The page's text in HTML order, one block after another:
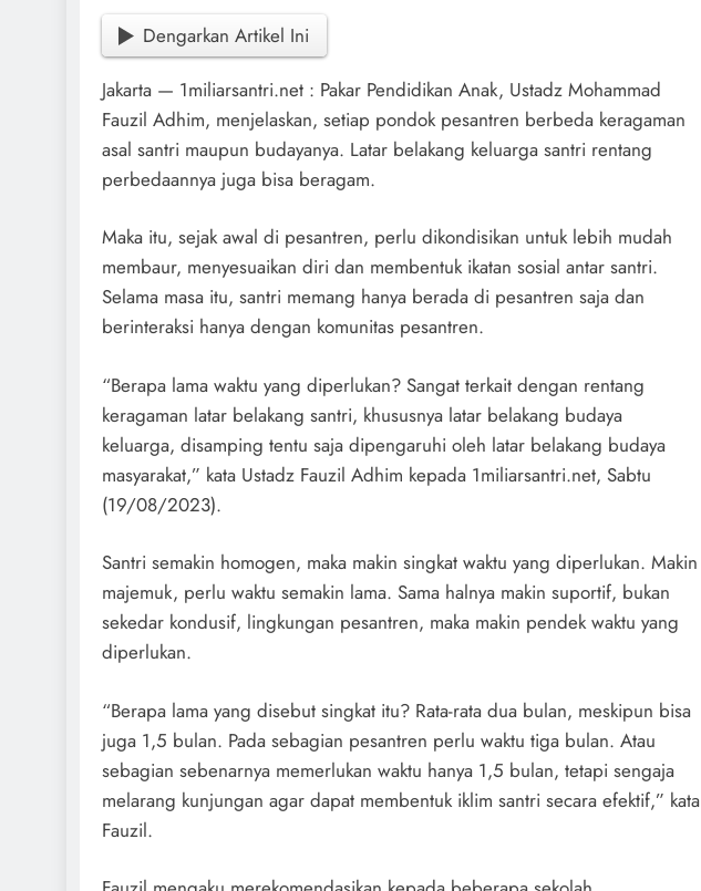
Dengarkan Artikel Ini
Jakarta — 1miliarsantri.net : Pakar Pendidikan Anak, Ustadz Mohammad
Fauzil Adhim, menjelaskan, setiap pondok pesantren berbeda keragaman
asal santri maupun budayanya. Latar belakang keluarga santri rentang
perbedaannya juga bisa beragam.
Maka itu, sejak awal di pesantren, perlu dikondisikan untuk lebih mudah
membaur, menyesuaikan diri dan membentuk ikatan sosial antar santri.
Selama masa itu, santri memang hanya berada di pesantren saja dan
berinteraksi hanya dengan komunitas pesantren.
“Berapa lama waktu yang diperlukan? Sangat terkait dengan rentang
keragaman latar belakang santri, khususnya latar belakang budaya
keluarga, disamping tentu saja dipengaruhi oleh latar belakang budaya
masyarakat,” kata Ustadz Fauzil Adhim kepada 1miliarsantri.net, Sabtu
(19/08/2023).
Santri semakin homogen, maka makin singkat waktu yang diperlukan. Makin
majemuk, perlu waktu semakin lama. Sama halnya makin suportif, bukan
sekedar kondusif, lingkungan pesantren, maka makin pendek waktu yang
diperlukan.
“Berapa lama yang disebut singkat itu? Rata-rata dua bulan, meskipun bisa
juga 1,5 bulan. Pada sebagian pesantren perlu waktu tiga bulan. Atau
sebagian sebenarnya memerlukan waktu hanya 1,5 bulan, tetapi sengaja
melarang kunjungan agar dapat membentuk iklim santri secara efektif,” kata
Fauzil.